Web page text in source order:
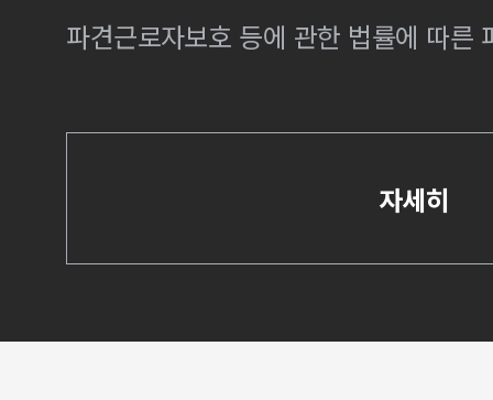
파견근로자보호 등에 관한 법률에 따른
자세히